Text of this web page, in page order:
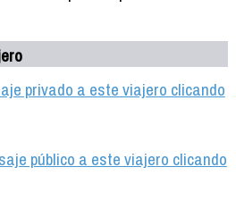
privado a este viajero clicando
público a este viajero clicando